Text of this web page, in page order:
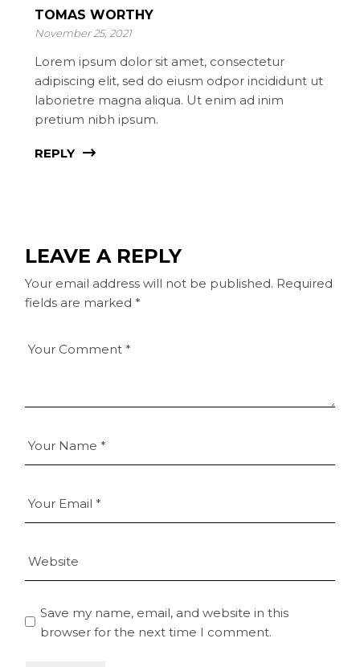
TOMAS WORTHY
November 25, 2021
Lorem ipsum dolor sit amet, consectetur
adipiscing elit, sed do eiusm odpor incididunt ut
laborietre magna aliqua. Ut enim ad inim
pretium nibh ipsum.
REPLY
LEAVE A REPLY
Your email address will not be published. Required
fields are marked *
Save my name, email, and website in this
browser for the next time I comment.